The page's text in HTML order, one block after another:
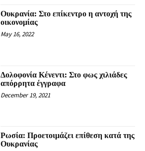
Ουκρανία: Στο επίκεντρο η αντοχή της
οικονομίας
May 16, 2022
Δολοφονία Κένεντι: Στο φως χιλιάδες
απόρρητα έγγραφα
December 19, 2021
Ρωσία: Προετοιμάζει επίθεση κατά της
Ουκρανίας